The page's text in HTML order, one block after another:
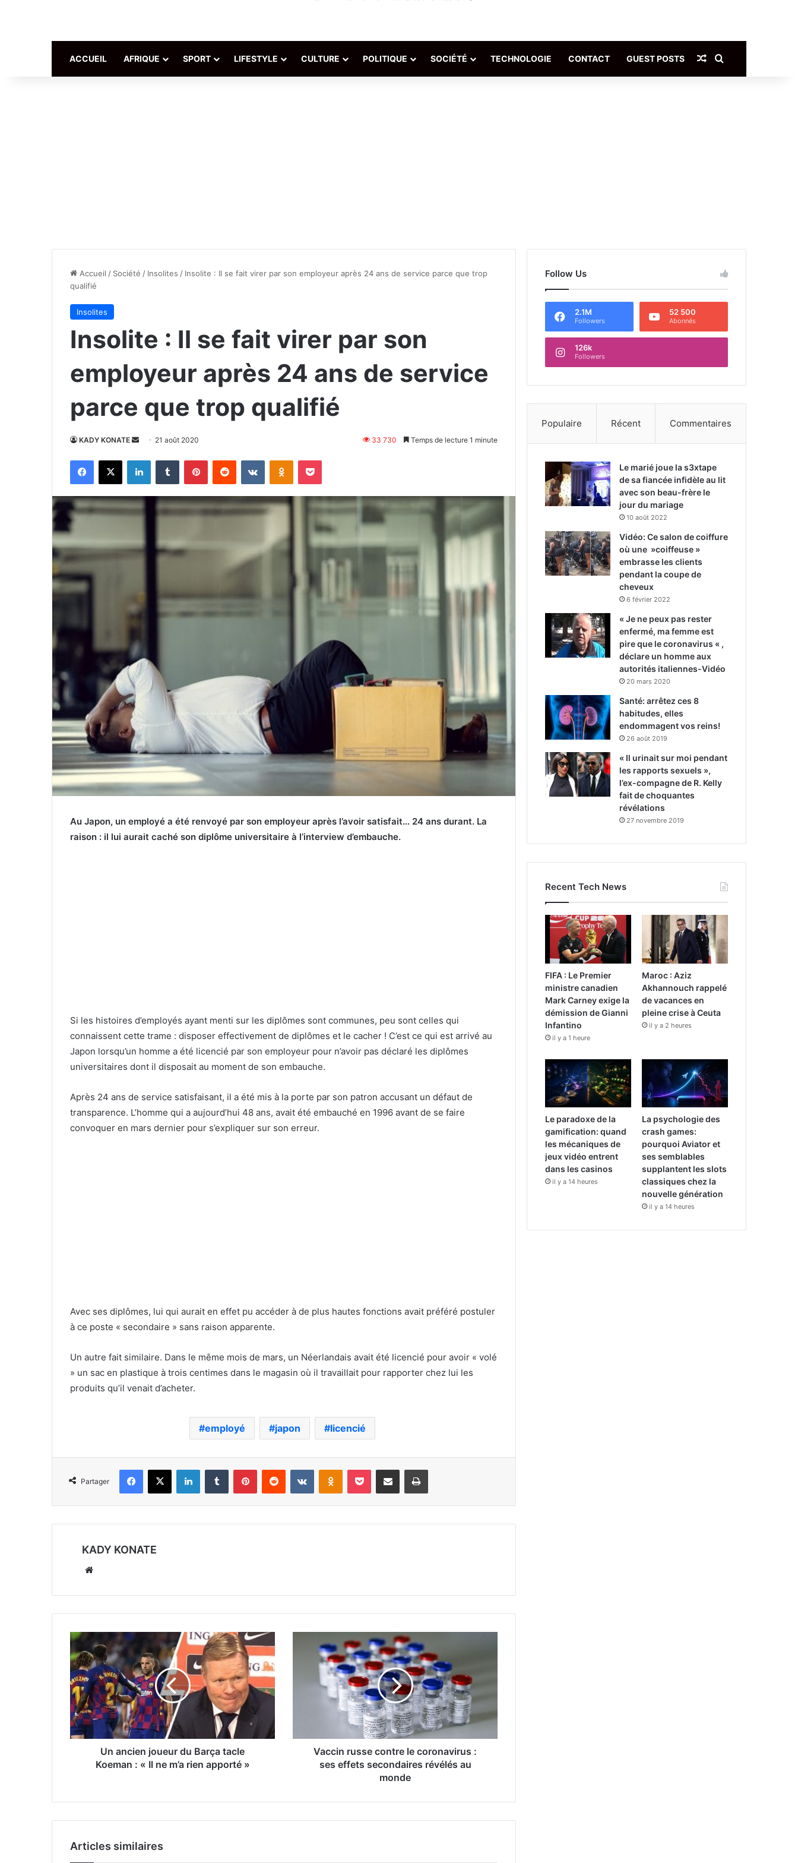
ACCUEIL AFRIQUE SPORT LIFESTYLE CULTURE POLITIQUE SOCIÉTÉ TECHNOLOGIE CONTACT GUEST POSTS Article Aléatoire
Accueil / Société / Insolites / Insolite : Il se fait virer par son employeur après 24 ans de service parce que trop
qualifié
Insolites
Insolite : Il se fait virer par son
employeur après 24 ans de service
parce que trop qualifié
KADY KONATE
Envoyer21 août 2020 33 730 Temps de lecture 1 minute
Facebook
X LinkedinTumblr PinterestReddit VKontakteOdnoklassniki
Pocket
Au Japon, un employé a été renvoyé par son employeur après l’avoir satisfait… 24 ans durant. La
raison : il lui aurait caché son diplôme universitaire à l’interview d’embauche.
Si les histoires d’employés ayant menti sur les diplômes sont communes, peu sont celles qui
connaissent cette trame : disposer effectivement de diplômes et le cacher ! C’est ce qui est arrivé au
Japon lorsqu’un homme a été licencié par son employeur pour n’avoir pas déclaré les diplômes
universitaires dont il disposait au moment de son embauche.
Après 24 ans de service satisfaisant, il a été mis à la porte par son patron accusant un défaut de
transparence. L’homme qui a aujourd’hui 48 ans, avait été embauché en 1996 avant de se faire
convoquer en mars dernier pour s’expliquer sur son erreur.
Avec ses diplômes, lui qui aurait en effet pu accéder à de plus hautes fonctions avait préféré postuler
à ce poste « secondaire » sans raison apparente.
Un autre fait similaire. Dans le même mois de mars, un Néerlandais avait été licencié pour avoir « volé
» un sac en plastique à trois centimes dans le magasin où il travaillait pour rapporter chez lui les
produits qu’il venait d’acheter.
employé japon licencié
Partager
Facebook
X LinkedinTumblr PinterestReddit VKontakteOdnoklassniki
Pocket Partager par email Imprimer
KADY KONATE
Un ancien joueur du Barça tacle
Koeman : « Il ne m’a rien apporté »
Vaccin russe contre le coronavirus :
ses effets secondaires révélés au
monde
Articles similaires
Follow Us
2.1M
Followers
52 500
Abonnés
126k
Followers
Populaire Récent Commentaires
Le marié joue la s3xtape
de sa fiancée infidèle au lit
avec son beau-frère le
jour du mariage
10 août 2022
Vidéo: Ce salon de coiffure
où une »coiffeuse »
embrasse les clients
pendant la coupe de
cheveux
6 février 2022
« Je ne peux pas rester
enfermé, ma femme est
pire que le coronavirus « ,
déclare un homme aux
autorités italiennes-Vidéo
20 mars 2020
Santé: arrêtez ces 8
habitudes, elles
endommagent vos reins!
26 août 2019
« Il urinait sur moi pendant
les rapports sexuels »,
l’ex-compagne de R. Kelly
fait de choquantes
révélations
27 novembre 2019
Recent Tech News
FIFA : Le Premier
ministre canadien
Mark Carney exige la
démission de Gianni
Infantino
il y a 1 heure
Maroc : Aziz
Akhannouch rappelé
de vacances en
pleine crise à Ceuta
il y a 2 heures
Le paradoxe de la
gamification: quand
les mécaniques de
jeux vidéo entrent
dans les casinos
il y a 14 heures
La psychologie des
crash games:
pourquoi Aviator et
ses semblables
supplantent les slots
classiques chez la
nouvelle génération
il y a 14 heures